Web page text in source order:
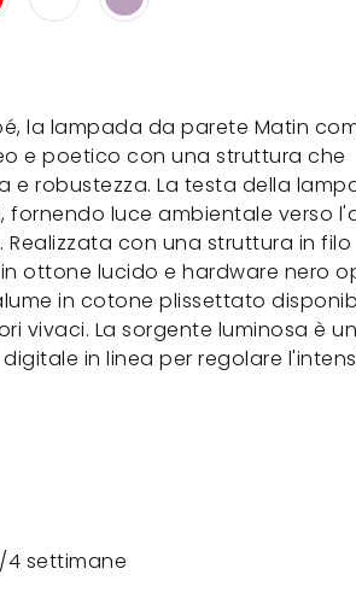
la lampada da parete Matin
e poetico con una struttura che
e robustezza. La testa della
fornendo luce ambientale verso
Realizzata con una struttura in filo
ottone lucido e hardware nero
in cotone plissettato
vivaci. La sorgente luminosa è un
in linea per regolare
4 settimane